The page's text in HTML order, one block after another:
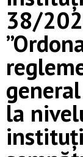
38/
la